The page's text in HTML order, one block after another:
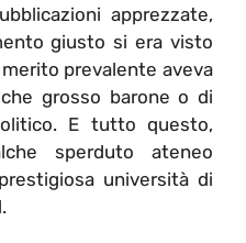
apprezzate,
giusto si era visto
prevalente aveva
grosso barone o di
E tutto questo,
sperduto ateneo
università di